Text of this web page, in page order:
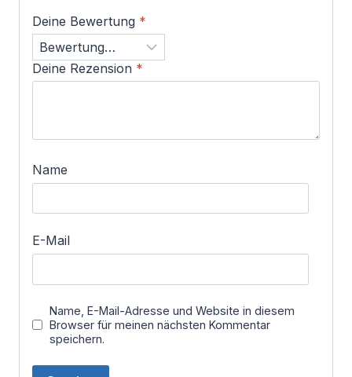
Deine Bewertung *
Deine Rezension *
Name
E-Mail
Name, E-Mail-Adresse und Website in diesem
Browser für meinen nächsten Kommentar
speichern.